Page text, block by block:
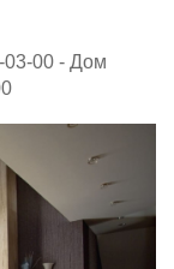
03-00 - Дом